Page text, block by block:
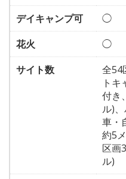
デイキャンプ可
◯
花火
◯
サイト数
全54
ト
付き
ル)
車・
約5
区画
ル)